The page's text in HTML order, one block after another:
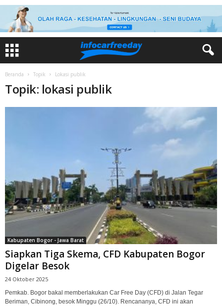
Beranda Topik Lokasi publik
Topik: lokasi publik
Kabupaten Bogor - Jawa Barat
Siapkan Tiga Skema, CFD Kabupaten Bogor
Digelar Besok
24 Oktober 2025
Pemkab. Bogor bakal memberlakukan Car Free Day (CFD) di Jalan Tegar
Beriman, Cibinong, besok Minggu (26/10). Rencananya, CFD ini akan